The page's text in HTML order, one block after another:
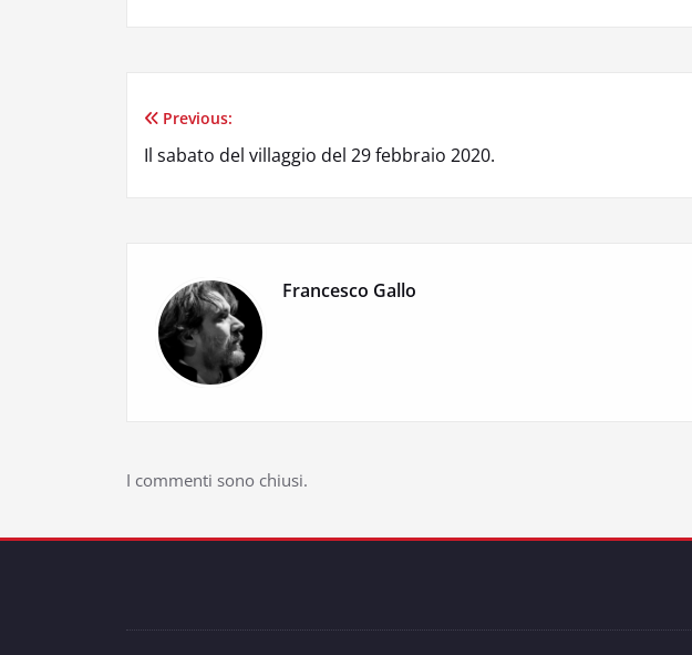
Navigazione
Previous:
Il sabato del villaggio del 29 febbraio 2020.
Francesco Gallo
I commenti sono chiusi.